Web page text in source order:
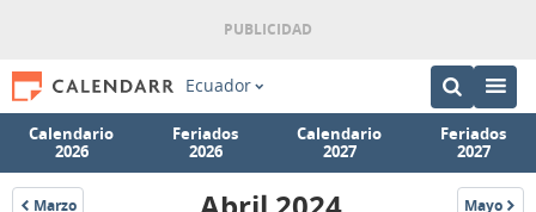
Ecuador
Calendario
2026
Feriados
2026
Calendario
2027
Feriados
2027
Marzo Mayo